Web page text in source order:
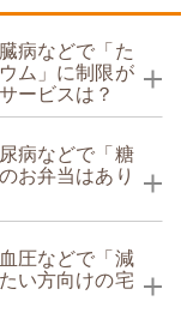
病などで「た
ム」に制限が
ービスは？
病などで「糖
お弁当はあり
圧などで「減
い方向けの宅